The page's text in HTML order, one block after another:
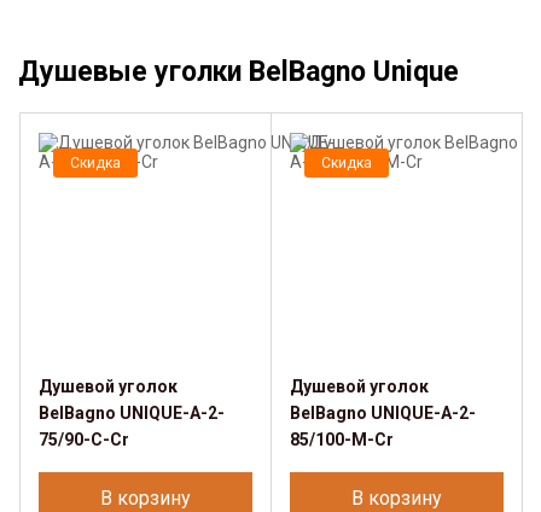
Душевые уголки BelBagno Unique
Скидка
Душевой уголок
BelBagno UNIQUE-A-2-
75/90-C-Cr
В корзину
Скидка
Душевой уголок
BelBagno UNIQUE-A-2-
85/100-M-Cr
В корзину